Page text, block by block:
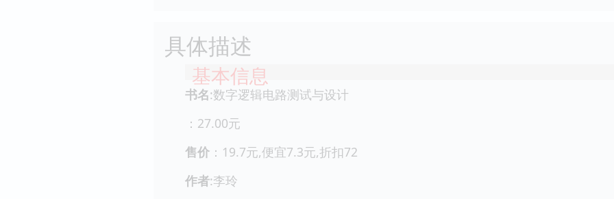
具体描述
基本信息
书名:数字逻辑电路测试与设计
：27.00元
售价 ：19.7元,便宜7.3元,折扣72
作者:李玲